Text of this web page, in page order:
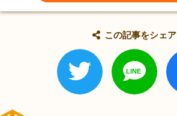
この記事をシェア